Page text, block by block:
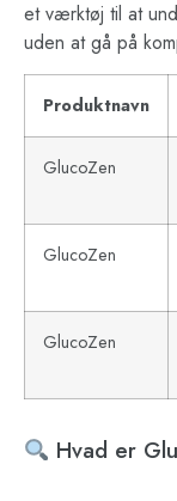
et værktøj til at
uden at gå på
Produktnavn
GlucoZen
GlucoZen
GlucoZen
Hvad er